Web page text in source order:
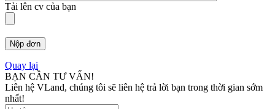
Tải lên cv của bạn
Nộp đơn
Quay lại
BẠN CẦN TƯ VẤN!
Liên hệ VLand, chúng tôi sẽ liên hệ trả lời bạn trong thời gian sớm
nhất!